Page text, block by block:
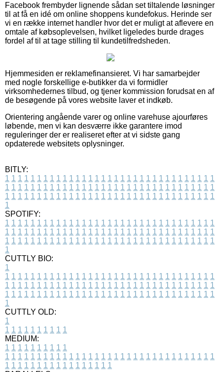
Facebook frembyder lignende sådan set tiltalende løsninger
til at få en idé om online shoppens kundefokus. Herinde ser
vi en række internet handler hvor det er muligt at aflevere en
omtale af købsoplevelsen, hvilket ligeledes burde drages
fordel af til at tage stilling til kundetilfredsheden.
Hjemmesiden er reklamefinansieret. Vi har samarbejder
med nogle forskellige e-butikker da vi formidler
virksomhedernes tilbud, og tjener kommission forudsat en af
de besøgende på vores website laver et indkøb.
Orientering angående varer og online varehuse ajourføres
løbende, men vi kan desværre ikke garantere imod
reguleringer der er realiseret efter at vi sidste gang
opdaterede websitets oplysninger.
BITLY:
1 1 1 1 1 1 1 1 1 1 1 1 1 1 1 1 1 1 1 1 1 1 1 1 1 1 1 1 1 1 1 1 1
1 1 1 1 1 1 1 1 1 1 1 1 1 1 1 1 1 1 1 1 1 1 1 1 1 1 1 1 1 1 1 1 1
1 1 1 1 1 1 1 1 1 1 1 1 1 1 1 1 1 1 1 1 1 1 1 1 1 1 1 1 1 1 1 1 1
1
SPOTIFY:
1 1 1 1 1 1 1 1 1 1 1 1 1 1 1 1 1 1 1 1 1 1 1 1 1 1 1 1 1 1 1 1 1
1 1 1 1 1 1 1 1 1 1 1 1 1 1 1 1 1 1 1 1 1 1 1 1 1 1 1 1 1 1 1 1 1
1 1 1 1 1 1 1 1 1 1 1 1 1 1 1 1 1 1 1 1 1 1 1 1 1 1 1 1 1 1 1 1 1
1
CUTTLY BIO:
1
1 1 1 1 1 1 1 1 1 1 1 1 1 1 1 1 1 1 1 1 1 1 1 1 1 1 1 1 1 1 1 1 1
1 1 1 1 1 1 1 1 1 1 1 1 1 1 1 1 1 1 1 1 1 1 1 1 1 1 1 1 1 1 1 1 1
1 1 1 1 1 1 1 1 1 1 1 1 1 1 1 1 1 1 1 1 1 1 1 1 1 1 1 1 1 1 1 1 1
1
CUTTLY OLD:
1
1 1 1 1 1 1 1 1 1 1
MEDIUM:
1 1 1 1 1 1 1 1 1 1
1 1 1 1 1 1 1 1 1 1 1 1 1 1 1 1 1 1 1 1 1 1 1 1 1 1 1 1 1 1 1 1 1
1 1 1 1 1 1 1 1 1 1 1 1 1 1 1 1 1